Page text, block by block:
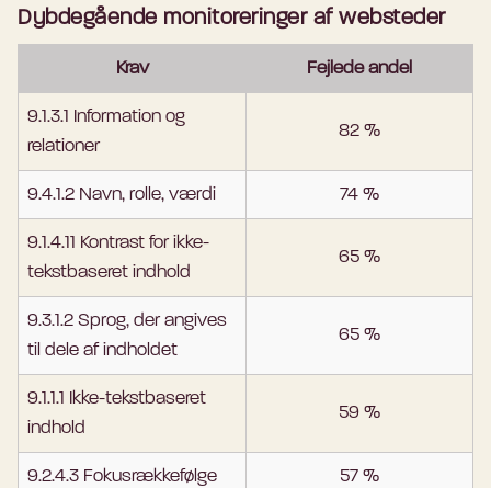
Dybdegående monitoreringer af websteder
Krav Fejlede andel
9.1.3.1 Information og
relationer
82 %
9.4.1.2 Navn, rolle, værdi 74 %
9.1.4.11 Kontrast for ikke-
tekstbaseret indhold
65 %
9.3.1.2 Sprog, der angives
til dele af indholdet
65 %
9.1.1.1 Ikke-tekstbaseret
indhold
59 %
9.2.4.3 Fokusrækkefølge 57 %